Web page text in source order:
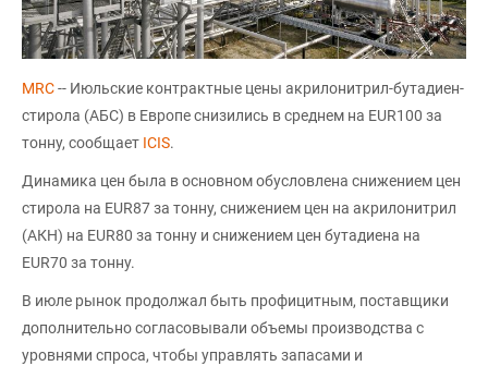
MRC-- Июльские контрактные цены акрилонитрил-бутадиен-
стирола (АБС) в Европе снизились в среднем на EUR100 за
тонну, сообщает ICIS.
Динамика цен была в основном обусловлена снижением цен
стирола на EUR87 за тонну, снижением цен на акрилонитрил
(AКН) на EUR80 за тонну и снижением цен бутадиена на
EUR70 за тонну.
В июле рынок продолжал быть профицитным, поставщики
дополнительно согласовывали объемы производства с
уровнями спроса, чтобы управлять запасами и